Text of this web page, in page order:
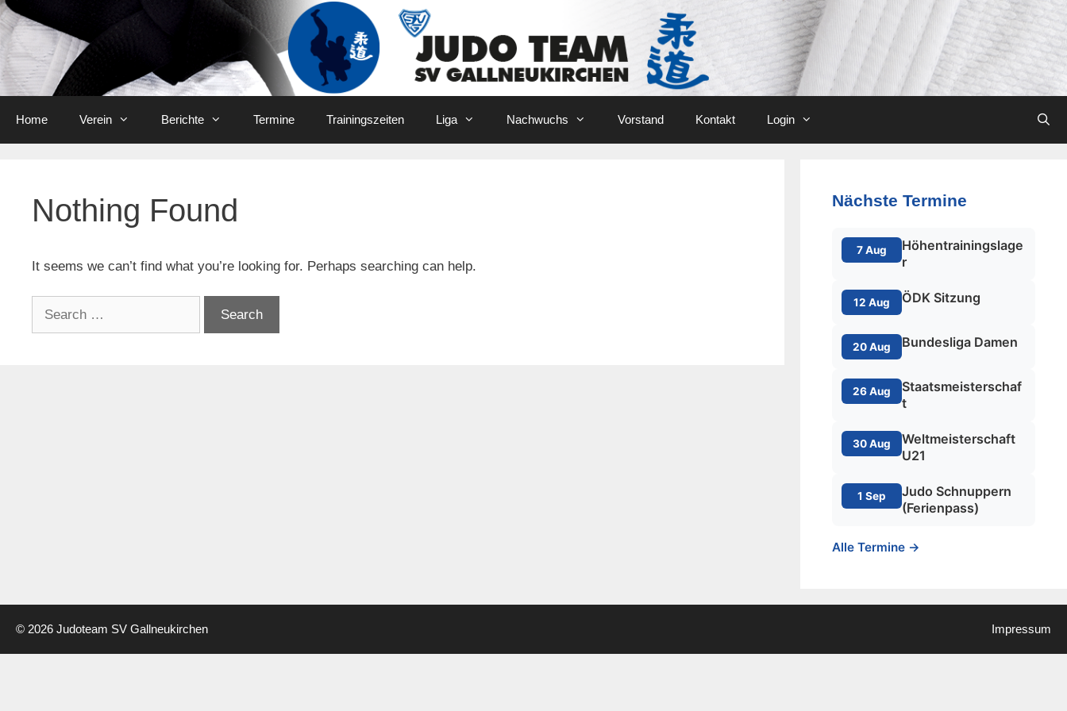
Skip
to
content
Home Verein Berichte Termine Trainingszeiten Liga Nachwuchs Vorstand Kontakt Login
Nothing Found
It seems we can’t find what you’re looking for. Perhaps searching can help.
Nächste Termine
7 Aug
Höhentrainingslage
r
12 Aug ÖDK Sitzung
20 Aug Bundesliga Damen
26 Aug
Staatsmeisterschaf
t
30 Aug
Weltmeisterschaft
U21
1 Sep
Judo Schnuppern
(Ferienpass)
Alle Termine →
Impressum
© 2026 Judoteam SV Gallneukirchen